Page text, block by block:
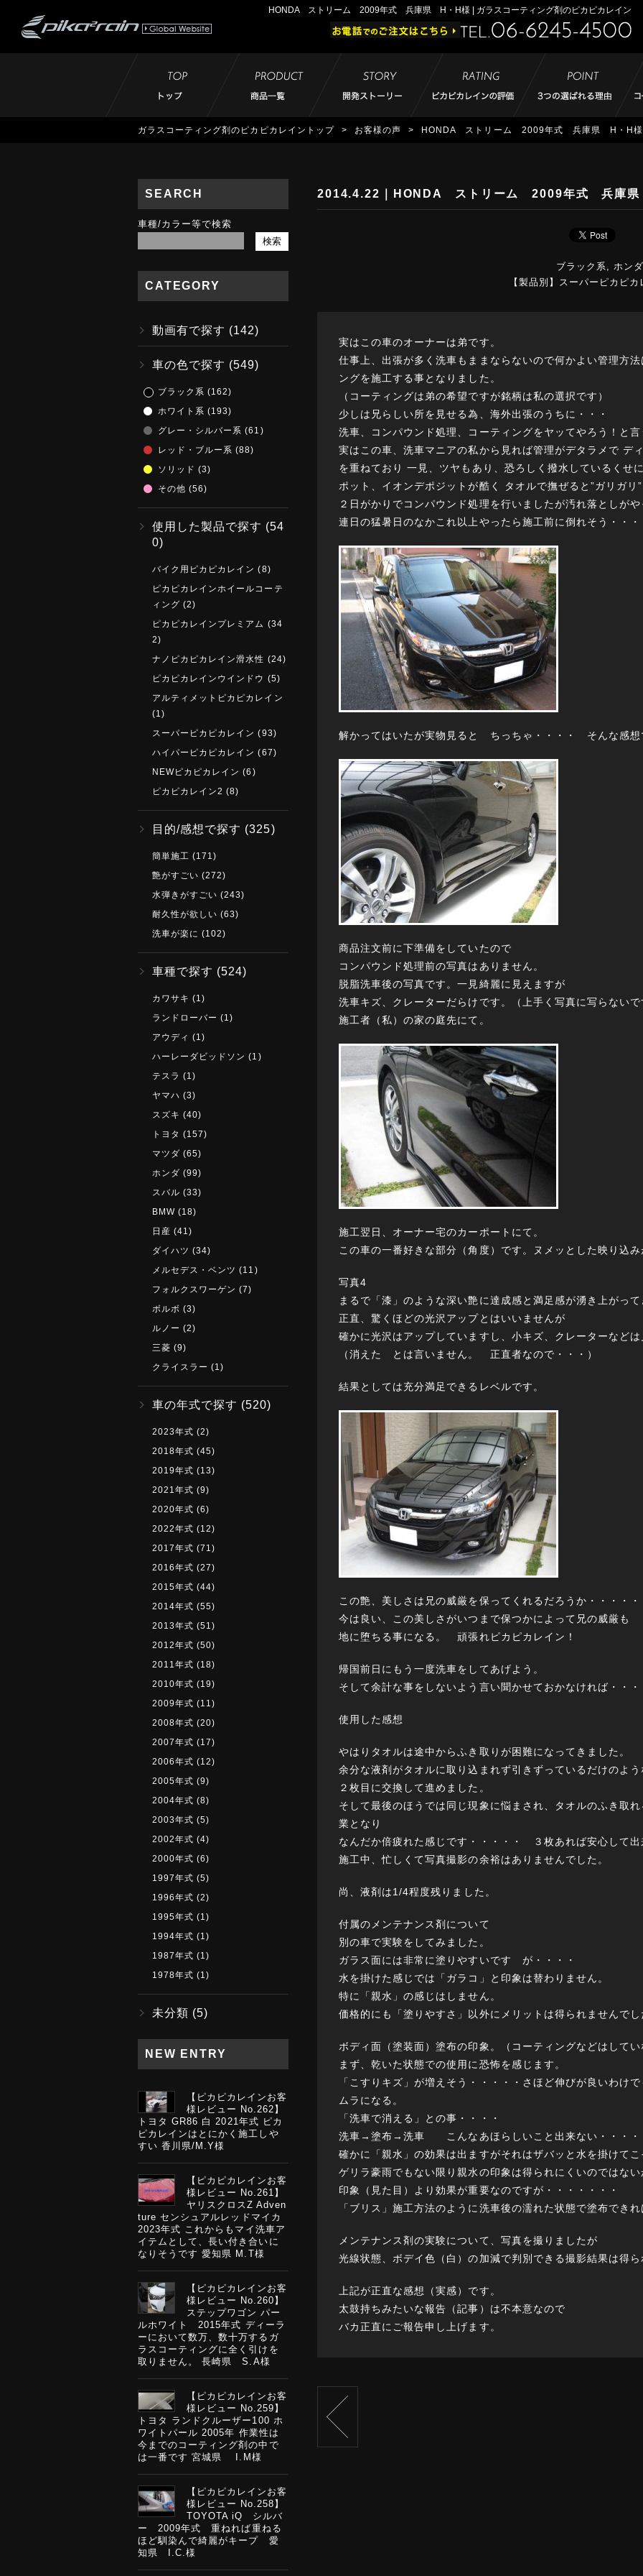
HONDA ストリーム 2009年式 兵庫県 H・H様 | ガラスコーティング剤のピカピカレイン
ガラスコーティング剤のピカピカレイントップ > お客様の声 > HONDA ストリーム 2009年式 兵庫県 H・H様
2014.4.22 ｜HONDA ストリーム 2009年式 兵庫
ブラック系, ホン
【製品別】スーパーピカピカ
実はこの車のオーナーは弟です。
仕事上、出張が多く洗車もままならないので何かよい管理方
ングを施工する事となりました。
（コーティングは弟の希望ですが銘柄は私の選択です）
少しは兄らしい所を見せる為、海外出張のうちに・・・
洗車、コンパウンド処理、コーティングをヤッてやろう！と
実はこの車、洗車マニアの私から見れば管理がデタラメで デ
を重ねており 一見、ツヤもあり、恐ろしく撥水しているくせ
ポット、イオンデポジットが酷く タオルで撫ぜると”ガリガ
２日がかりでコンパウンド処理を行いましたが汚れ落としが
連日の猛暑日のなかこれ以上やったら施工前に倒れそう・・
解かってはいたが実物見ると ちっちゃ・・・・ そんな感想
商品注文前に下準備をしていたので
コンパウンド処理前の写真はありません。
脱脂洗車後の写真です。一見綺麗に見えますが
洗車キズ、クレーターだらけです。（上手く写真に写らない
施工者（私）の家の庭先にて。
施工翌日、オーナー宅のカーポートにて。
この車の一番好きな部分（角度）です。ヌメッとした映り込
写真4
まるで「漆」のような深い艶に達成感と満足感が湧き上がっ
正直、驚くほどの光沢アップとはいいませんが
確かに光沢はアップしていますし、小キズ、クレーターなど
（消えた とは言いません。 正直者なので・・・）
結果としては充分満足できるレベルです。
この艶、美しさは兄の威厳を保ってくれるだろうか・・・・・
今は良い、この美しさがいつまで保つかによって兄の威厳も
地に堕ちる事になる。 頑張れピカピカレイン！
帰国前日にもう一度洗車をしてあげよう。
そして余計な事をしないよう言い聞かせておかなければ・・
使用した感想
やはりタオルは途中からふき取りが困難になってきました。
余分な液剤がタオルに取り込まれず引きずっているだけのよ
２枚目に交換して進めました。
そして最後のほうでは同じ現象に悩まされ、タオルのふき取
業となり
なんだか倍疲れた感じです・・・・・ ３枚あれば安心して出
施工中、忙しくて写真撮影の余裕はありませんでした。
尚、液剤は1/4程度残りました。
付属のメンテナンス剤について
別の車で実験をしてみました。
ガラス面には非常に塗りやすいです が・・・・
水を掛けた感じでは「ガラコ」と印象は替わりません。
特に「親水」の感じはしません。
価格的にも「塗りやすさ」以外にメリットは得られませんで
ボディ面（塗装面）塗布の印象。（コーティングなどはして
まず、乾いた状態での使用に恐怖を感じます。
「こすりキズ」が増えそう・・・・・さほど伸びが良いわけ
ムラになる。
「洗車で消える」との事・・・・
洗車→塗布→洗車 こんなあほらしいこと出来ない・・・・
確かに「親水」の効果は出ますがそれはザバッと水を掛けて
ゲリラ豪雨でもない限り親水の印象は得られにくいのではな
印象（見た目）より効果が重要なのですが・・・・・・・
「ブリス」施工方法のように洗車後の濡れた状態で塗布でき
メンテナンス剤の実験について、写真を撮りましたが
光線状態、ボデイ色（白）の加減で判別できる撮影結果は得
上記が正直な感想（実感）です。
太鼓持ちみたいな報告（記事）は不本意なので
バカ正直にご報告申し上げます。
SEARCH
車種/カラー等で検索
CATEGORY
動画有で探す (142)
車の色で探す (549)
ブラック系 (162)
ホワイト系 (193)
グレー・シルバー系 (61)
レッド・ブルー系 (88)
ソリッド (3)
その他 (56)
使用した製品で探す (54
0)
バイク用ピカピカレイン (8)
ピカピカレインホイールコーテ
ィング (2)
ピカピカレインプレミアム (34
2)
ナノピカピカレイン滑水性 (24)
ピカピカレインウインドウ (5)
アルティメットピカピカレイン
(1)
スーパーピカピカレイン (93)
ハイパーピカピカレイン (67)
NEWピカピカレイン (6)
ピカピカレイン2 (8)
目的/感想で探す (325)
簡単施工 (171)
艶がすごい (272)
水弾きがすごい (243)
耐久性が欲しい (63)
洗車が楽に (102)
車種で探す (524)
カワサキ (1)
ランドローバー (1)
アウディ (1)
ハーレーダビッドソン (1)
テスラ (1)
ヤマハ (3)
スズキ (40)
トヨタ (157)
マツダ (65)
ホンダ (99)
スバル (33)
BMW (18)
日産 (41)
ダイハツ (34)
メルセデス・ベンツ (11)
フォルクスワーゲン (7)
ボルボ (3)
ルノー (2)
三菱 (9)
クライスラー (1)
車の年式で探す (520)
2023年式 (2)
2018年式 (45)
2019年式 (13)
2021年式 (9)
2020年式 (6)
2022年式 (12)
2017年式 (71)
2016年式 (27)
2015年式 (44)
2014年式 (55)
2013年式 (51)
2012年式 (50)
2011年式 (18)
2010年式 (19)
2009年式 (11)
2008年式 (20)
2007年式 (17)
2006年式 (12)
2005年式 (9)
2004年式 (8)
2003年式 (5)
2002年式 (4)
2000年式 (6)
1997年式 (5)
1996年式 (2)
1995年式 (1)
1994年式 (1)
1987年式 (1)
1978年式 (1)
未分類 (5)
NEW ENTRY
【ピカピカレインお客
様レビュー No.262】
トヨタ GR86 白 2021年式 ピカ
ピカレインはとにかく施工しや
すい 香川県/M.Y様
【ピカピカレインお客
様レビュー No.261】
ヤリスクロスZ Adven
ture センシュアルレッドマイカ
2023年式 これからもマイ洗車ア
イテムとして、長い付き合いに
なりそうです 愛知県 M.T様
【ピカピカレインお客
様レビュー No.260】
ステップワゴン パー
ルホワイト 2015年式 ディーラ
ーにおいて数万、数十万するガ
ラスコーティングに全く引けを
取りません。 長崎県 S.A様
【ピカピカレインお客
様レビュー No.259】
トヨタ ランドクルーザー100 ホ
ワイトパール 2005年 作業性は
今までのコーティング剤の中で
は一番です 宮城県 I.M様
【ピカピカレインお客
様レビュー No.258】
TOYOTA iQ シルバ
ー 2009年式 重ねれば重ねる
ほど馴染んで綺麗がキープ 愛
知県 I.C.様